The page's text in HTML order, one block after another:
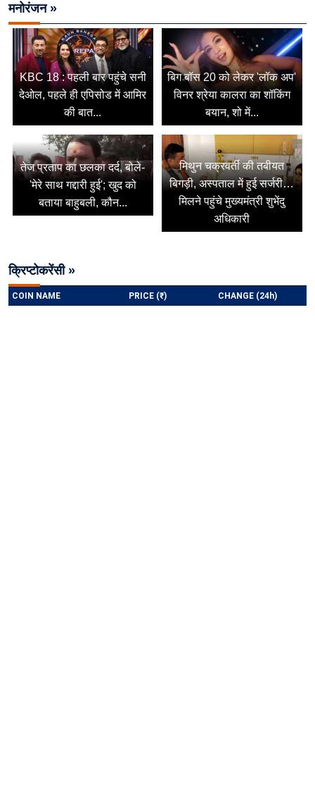
मनोरंजन »
KBC 18 : पहली बार पहुंचे सनी
देओल, पहले ही एपिसोड में आमिर
की बात...
बिग बॉस 20 को लेकर 'लॉक अप'
विनर श्रेया कालरा का शॉकिंग
बयान, शो में...
तेज प्रताप का छलका दर्द, बोले-
'मेरे साथ गद्दारी हुई'; खुद को
बताया बाहुबली, कौन...
मिथुन चक्रवर्ती की तबीयत
बिगड़ी, अस्पताल में हुई सर्जरी…
मिलने पहुंचे मुख्यमंत्री शुभेंदु
अधिकारी
क्रिप्टोकरेंसी »